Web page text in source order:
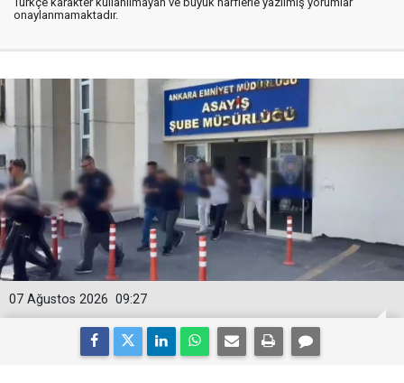
onaylanmamaktadır.
09:27
07 Ağustos 2026